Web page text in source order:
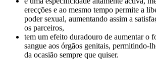
erecções e ao mesmo tempo permite a
poder sexual, aumentando assim a
os parceiros,
tem um efeito duradouro de aumentar o
sangue aos órgãos genitais, permitindo-
da ocasião sempre que quiser.